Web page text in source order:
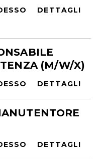
DETTAGLI
(M/W/X)
DETTAGLI
DETTAGLI